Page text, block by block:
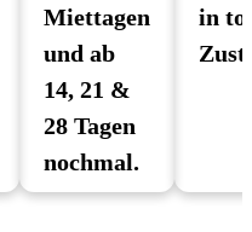
Miettagen
und ab
14, 21 &
28 Tagen
nochmal.
in